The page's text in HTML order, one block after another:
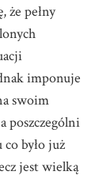
że pełny
imponuje
swoim
poszczególni
było już
jest wielką